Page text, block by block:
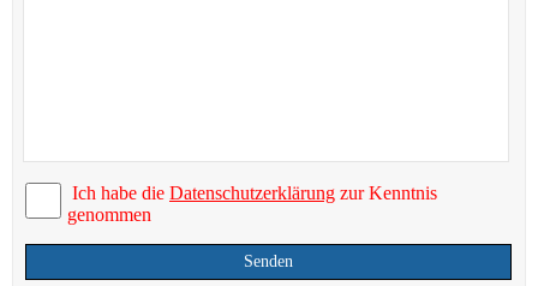
Ich habe die Datenschutzerklärung zur Kenntnis
genommen
Senden